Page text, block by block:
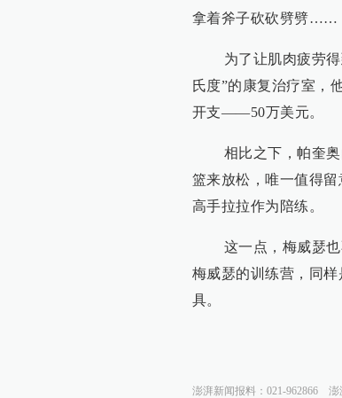
拿着斧子砍砍劈劈……
为了让肌肉疲劳得到
氏度”的康复治疗室，
开支——50万美元。
相比之下，帕奎奥
篮来放松，唯一值得
高手拉拉作为陪练。
这一点，梅威瑟也
梅威瑟的训练营，同
具。
澎湃新闻报料：021-962866 澎